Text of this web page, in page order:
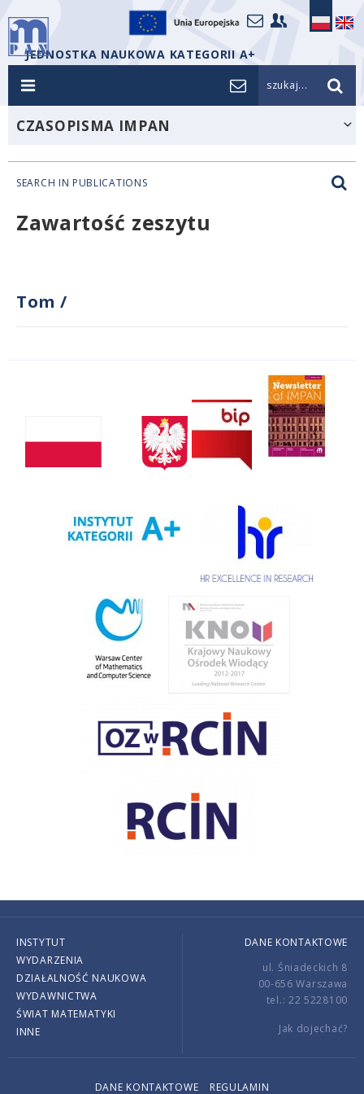
JEDNOSTKA NAUKOWA KATEGORII A+
szukaj...
CZASOPISMA IMPAN
SEARCH IN PUBLICATIONS
Zawartość zeszytu
Tom /
INSTYTUT
WYDARZENIA
DZIAŁALNOŚĆ NAUKOWA
WYDAWNICTWA
ŚWIAT MATEMATYKI
INNE
DANE KONTAKTOWE
ul. Śniadeckich 8
00-656 Warszawa
tel.: 22 5228100
Jak dojechać?
DANE KONTAKTOWE REGULAMIN